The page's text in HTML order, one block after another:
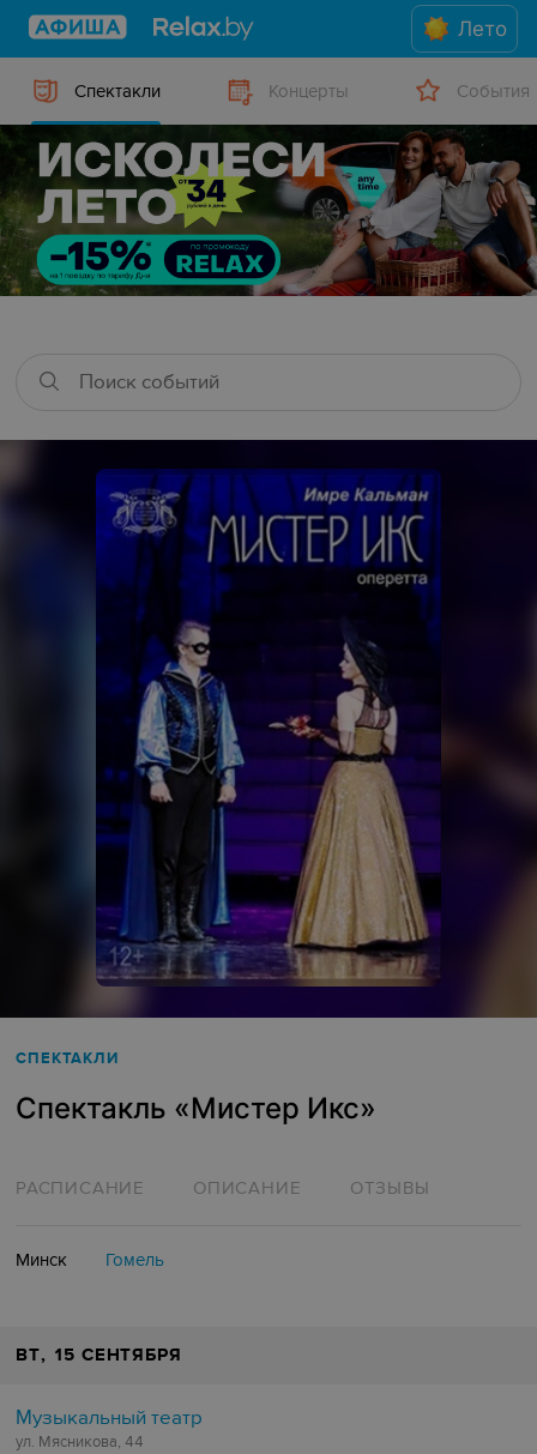
Лето
Спектакли Концерты События
СПЕКТАКЛИ
Спектакль «Мистер Икс»
РАСПИСАНИЕ ОПИСАНИЕ ОТЗЫВЫ
Минск Гомель
ВТ, 15 СЕНТЯБРЯ
Музыкальный театр
ул. Мясникова, 44